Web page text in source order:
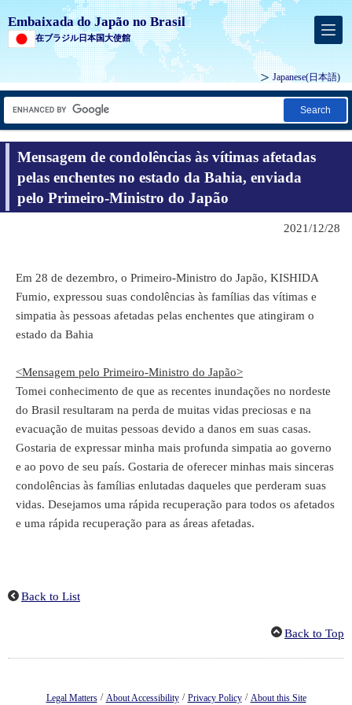
Embaixada do Japão no Brasil
在ブラジル日本国大使館
Japanese(日本語)
Search
Mensagem de condolências às vítimas afetadas
pelas enchentes no estado da Bahia, enviada
pelo Primeiro-Ministro do Japão
2021/12/28
Em 28 de dezembro, o Primeiro-Ministro do Japão, KISHIDA
Fumio, expressou suas condolências às famílias das vítimas e
simpatia às pessoas afetadas pelas enchentes que atingiram o
estado da Bahia
<Mensagem pelo Primeiro-Ministro do Japão>
Tomei conhecimento de que as recentes inundações no nordeste
do Brasil resultaram na perda de muitas vidas preciosas e na
evacuação de muitas pessoas devido a danos em suas casas.
Gostaria de expressar minha mais profunda simpatia ao governo
e ao povo de seu país. Gostaria de oferecer minhas mais sinceras
condolências às famílias enlutadas daqueles que perderam suas
vidas. Desejamos uma rápida recuperação para todos os afetados
e uma rápida recuperação para as áreas afetadas.
Back to List
Back to Top
Legal Matters / About Accessibility / Privacy Policy / About this Site